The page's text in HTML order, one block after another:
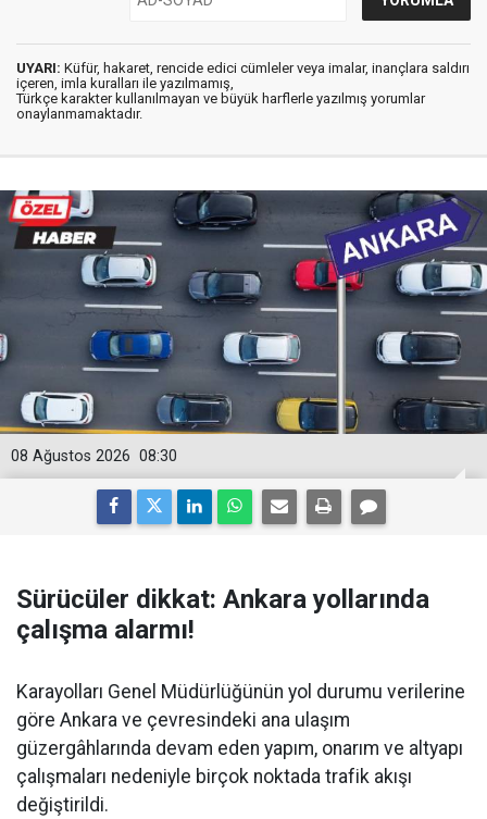
UYARI: Küfür, hakaret, rencide edici cümleler veya imalar, inançlara saldırı
içeren, imla kuralları ile yazılmamış,
Türkçe karakter kullanılmayan ve büyük harflerle yazılmış yorumlar
onaylanmamaktadır.
08:30
08 Ağustos 2026
Sürücüler dikkat: Ankara yollarında
çalışma alarmı!
Karayolları Genel Müdürlüğünün yol durumu verilerine
göre Ankara ve çevresindeki ana ulaşım
güzergâhlarında devam eden yapım, onarım ve altyapı
çalışmaları nedeniyle birçok noktada trafik akışı
değiştirildi.